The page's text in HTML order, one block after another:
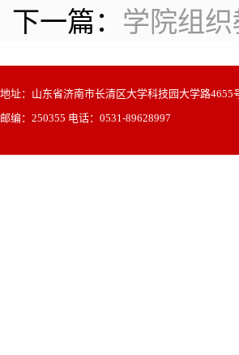
下一篇： 学院组
地址：山东省济南市长清区大学科技园大学路4655
邮编：250355 电话：0531-89628997